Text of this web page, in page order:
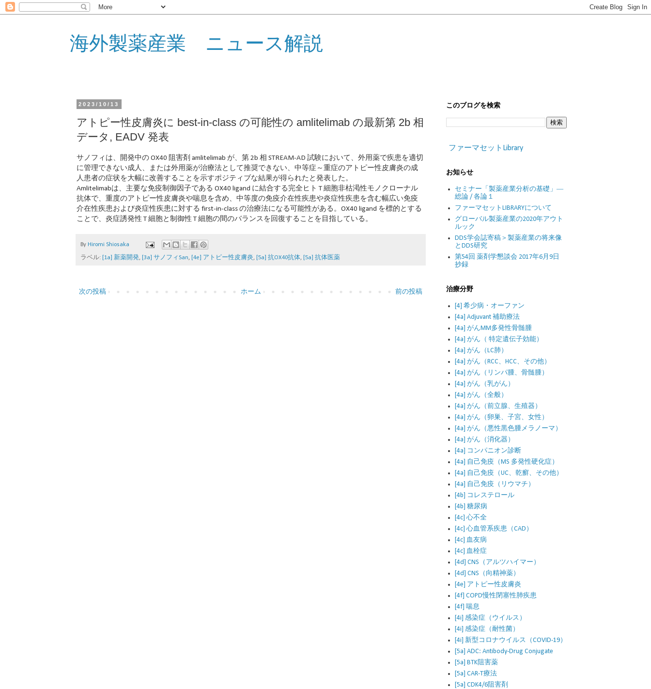
海外製薬産業 ニュース解説
2023/10/13
アトピー性皮膚炎に best-in-class の可能性の amlitelimab の最新第 2b 相
データ, EADV 発表
サノフィは、開発中の OX40 阻害剤 amlitelimab が、第 2b 相 STREAM-AD 試験において、外用薬で疾患を適切
に管理できない成人、または外用薬が治療法として推奨できない、中等症～重症のアトピー性皮膚炎の成
人患者の症状を大幅に改善することを示すポジティブな結果が得られたと発表した。
Amlitelimabは、主要な免疫制御因子である OX40 ligand に結合する完全ヒト T 細胞非枯渇性モノクローナル
抗体で、重度のアトピー性皮膚炎や喘息を含め、中等度の免疫介在性疾患や炎症性疾患を含む幅広い免疫
介在性疾患および炎症性疾患に対する first-in-class の治療法になる可能性がある。OX40 ligand を標的とする
ことで、炎症誘発性 T 細胞と制御性 T 細胞の間のバランスを回復することを目指している。
By Hiromi Shiosaka
ラベル: [1a] 新薬開発, [3a] サノフィSan, [4e] アトピー性皮膚炎, [5a] 抗OX40抗体, [5a] 抗体医薬
次の投稿 前の投稿
ホーム
このブログを検索
ファーマセットLibrary
お知らせ
セミナー「製薬産業分析の基礎」―
総論 / 各論１
ファーマセットLIBRARYについて
グローバル製薬産業の2020年アウト
ルック
DDS学会誌寄稿＞製薬産業の将来像
とDDS研究
第54回 薬剤学懇談会 2017年6月9日
抄録
治療分野
[4] 希少病・オーファン
[4a] Adjuvant 補助療法
[4a] がんMM多発性骨髄腫
[4a] がん（ 特定遺伝子効能）
[4a] がん（LC肺）
[4a] がん（RCC、HCC、その他）
[4a] がん（リンパ腫、骨髄腫）
[4a] がん（乳がん）
[4a] がん（全般）
[4a] がん（前立腺、生殖器）
[4a] がん（卵巣、子宮、女性）
[4a] がん（悪性黒色腫メラノーマ）
[4a] がん（消化器）
[4a] コンパニオン診断
[4a] 自己免疫（MS 多発性硬化症）
[4a] 自己免疫（UC、乾癬、その他）
[4a] 自己免疫（リウマチ）
[4b] コレステロール
[4b] 糖尿病
[4c] 心不全
[4c] 心血管系疾患（CAD）
[4c] 血友病
[4c] 血栓症
[4d] CNS（アルツハイマー）
[4d] CNS（向精神薬）
[4e] アトピー性皮膚炎
[4f] COPD慢性閉塞性肺疾患
[4f] 喘息
[4i] 感染症（ウイルス）
[4i] 感染症（耐性菌）
[4i] 新型コロナウイルス（COVID-19）
[5a] ADC: Antibody-Drug Conjugate
[5a] BTK阻害薬
[5a] CAR-T療法
[5a] CDK4/6阻害剤